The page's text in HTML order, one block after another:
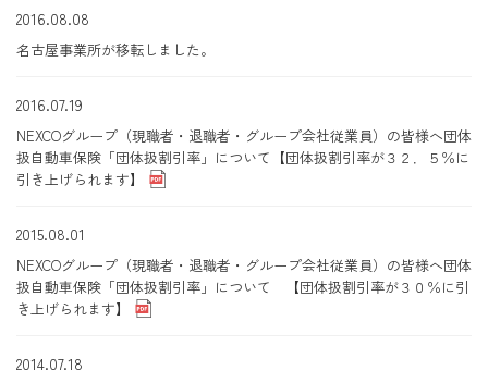
2016.08.08
名古屋事業所が移転しました。
2016.07.19
NEXCOグループ（現職者・退職者・グループ会社従業員）の皆様へ団体
扱自動車保険「団体扱割引率」について【団体扱割引率が３２．５％に
引き上げられます】
2015.08.01
NEXCOグループ（現職者・退職者・グループ会社従業員）の皆様へ団体
扱自動車保険「団体扱割引率」について 【団体扱割引率が３０％に引
き上げられます】
2014.07.18